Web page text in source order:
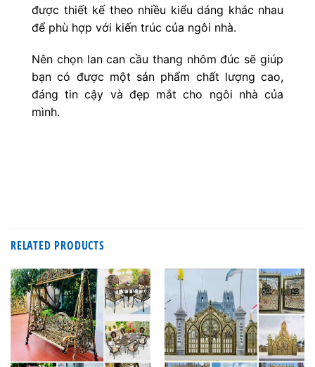
được thiết kế theo nhiều kiểu dáng khác nhau
để phù hợp với kiến trúc của ngôi nhà.
Nên chọn lan can cầu thang nhôm đúc sẽ giúp
bạn có được một sản phẩm chất lượng cao,
đáng tin cậy và đẹp mắt cho ngôi nhà của
mình.
RELATED PRODUCTS